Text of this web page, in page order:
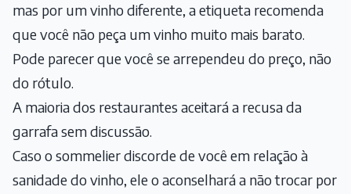
mas por um vinho diferente, a etiqueta recomenda
que você não peça um vinho muito mais barato.
Pode parecer que você se arrependeu do preço, não
do rótulo.
A maioria dos restaurantes aceitará a recusa da
garrafa sem discussão.
Caso o sommelier discorde de você em relação à
sanidade do vinho, ele o aconselhará a não trocar por